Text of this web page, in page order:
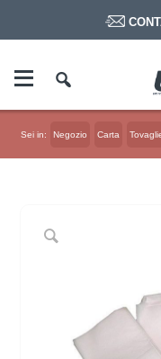
Sei in: Negozio Carta